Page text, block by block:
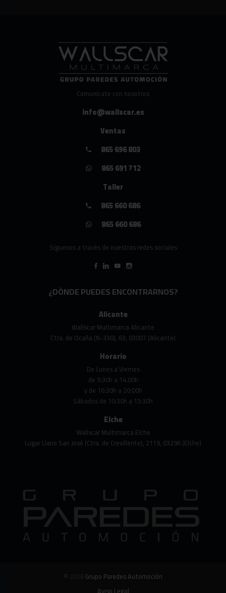
Comunícate con nosotros
info@wallscar.es
Ventas
865 696 803
865 691 712
Taller
865 660 686
865 660 686
Síguenos a través de nuestras redes sociales
¿DÓNDE PUEDES ENCONTRARNOS?
Alicante
Wallscar Multimarca Alicante
Ctra. de Ocaña (N-330), 63, 03007 (Alicante)
Horario
De Lunes a Viernes
de 9.30h a 14.00h
y de 16:30h a 20:00h
Sábados de 10:30h a 13:30h
Elche
Wallscar Multimarca Elche
Lugar Llano San José (Ctra. de Crevillente), 2119, 03296 (Elche)
Grupo Paredes Automoción